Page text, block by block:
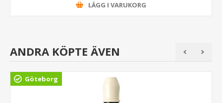
LÄGG I VARUKORG
ANDRA KÖPTE ÄVEN
Göteborg